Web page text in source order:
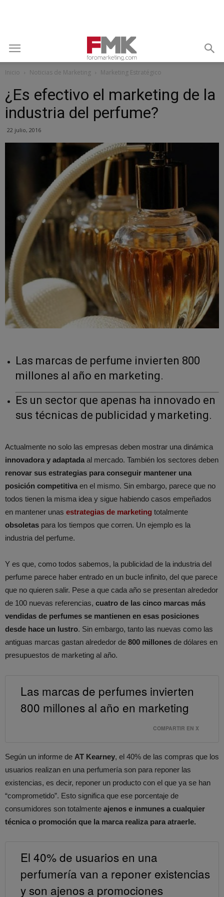
Inicio Noticias de Marketing Marketing Estratégico
¿Es efectivo el marketing de la
industria del perfume?
22 julio, 2016
Las marcas de perfume invierten 800
millones al año en marketing.
Es un sector que apenas ha innovado en
sus técnicas de publicidad y marketing.
Actualmente no solo las empresas deben mostrar una dinámica
innovadora y adaptadaal mercado. También los sectores deben
renovar sus estrategias para conseguir mantener una
posición competitivaen el mismo. Sin embargo, parece que no
todos tienen la misma idea y sigue habiendo casos empeñados
en mantener unas estrategias de marketing totalmente
obsoletas para los tiempos que corren. Un ejemplo es la
industria del perfume.
Y es que, como todos sabemos, la publicidad de la industria del
perfume parece haber entrado en un bucle infinito, del que parece
que no quieren salir. Pese a que cada año se presentan alrededor
de 100 nuevas referencias, cuatro de las cinco marcas más
vendidas de perfumes se mantienen en esas posiciones
desde hace un lustro. Sin embargo, tanto las nuevas como las
antiguas marcas gastan alrededor de 800 millones de dólares en
presupuestos de marketing al año.
Las marcas de perfumes invierten
800 millones al año en marketing
COMPARTIR EN X
Según un informe de AT Kearney, el 40% de las compras que los
usuarios realizan en una perfumería son para reponer las
existencias, es decir, reponer un producto con el que ya se han
“comprometido”. Esto significa que ese porcentaje de
consumidores son totalmente ajenos e inmunes a cualquier
técnica o promoción que la marca realiza para atraerle.
El 40% de usuarios en una
perfumería van a reponer existencias
y son ajenos a promociones